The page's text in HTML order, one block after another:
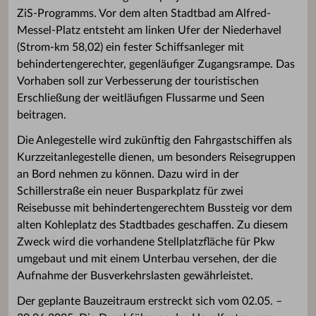
ZiS-Programms. Vor dem alten Stadtbad am Alfred-
Messel-Platz entsteht am linken Ufer der Niederhavel
(Strom-km 58,02) ein fester Schiffsanleger mit
behindertengerechter, gegenläufiger Zugangsrampe. Das
Vorhaben soll zur Verbesserung der touristischen
Erschließung der weitläufigen Flussarme und Seen
beitragen.
Die Anlegestelle wird zukünftig den Fahrgastschiffen als
Kurzzeitanlegestelle dienen, um besonders Reisegruppen
an Bord nehmen zu können. Dazu wird in der
Schillerstraße ein neuer Busparkplatz für zwei
Reisebusse mit behindertengerechtem Bussteig vor dem
alten Kohleplatz des Stadtbades geschaffen. Zu diesem
Zweck wird die vorhandene Stellplatzfläche für Pkw
umgebaut und mit einem Unterbau versehen, der die
Aufnahme der Busverkehrslasten gewährleistet.
Der geplante Bauzeitraum erstreckt sich vom 02.05. –